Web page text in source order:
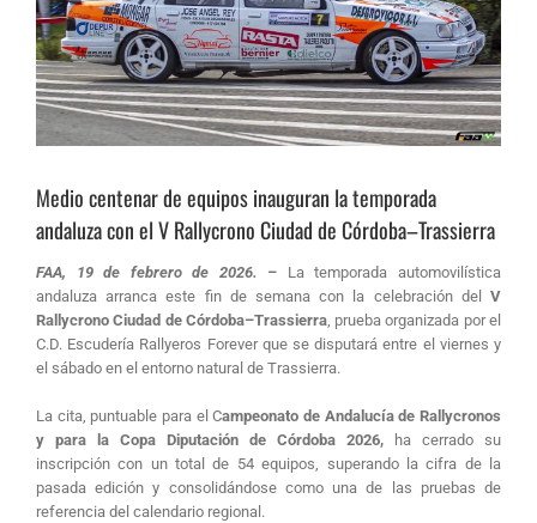
Medio centenar de equipos inauguran la temporada
andaluza con el V Rallycrono Ciudad de Córdoba–Trassierra
FAA, 19 de febrero de 2026. – La temporada automovilística
andaluza arranca este fin de semana con la celebración delV
Rallycrono Ciudad de Córdoba–Trassierra, prueba organizada por el
C.D. Escudería Rallyeros Forever que se disputará entre el viernes y
el sábado en el entorno natural de Trassierra.
La cita, puntuable para el Campeonato de Andalucía de Rallycronos
y para la Copa Diputación de Córdoba 2026, ha cerrado su
inscripción con un total de 54 equipos, superando la cifra de la
pasada edición y consolidándose como una de las pruebas de
referencia del calendario regional.